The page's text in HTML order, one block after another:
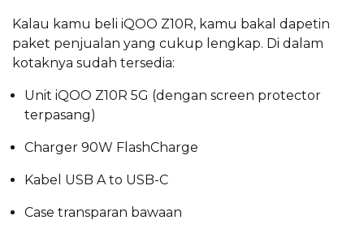
Kalau kamu beli iQOO Z10R, kamu bakal dapetin
paket penjualan yang cukup lengkap. Di dalam
kotaknya sudah tersedia:
Unit iQOO Z10R 5G (dengan screen protector
terpasang)
Charger 90W FlashCharge
Kabel USB A to USB-C
Case transparan bawaan